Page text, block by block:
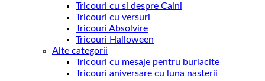
Tricouri cu si despre Caini
Tricouri cu versuri
Tricouri Absolvire
Tricouri Halloween
Alte categorii
Tricouri cu mesaje pentru burlacite
Tricouri aniversare cu luna nasterii